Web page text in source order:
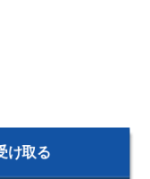
け取る